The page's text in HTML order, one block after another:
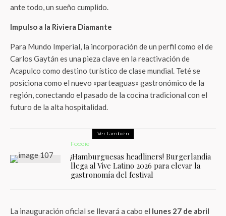
ante todo, un sueño cumplido.
Impulso a la Riviera Diamante
Para Mundo Imperial, la incorporación de un perfil como el de
Carlos Gaytán es una pieza clave en la reactivación de
Acapulco como destino turístico de clase mundial. Teté se
posiciona como el nuevo «parteaguas» gastronómico de la
región, conectando el pasado de la cocina tradicional con el
futuro de la alta hospitalidad.
Ver también
Foodie
¡Hamburguesas headliners! Burgerlandia
llega al Vive Latino 2026 para elevar la
gastronomía del festival
La inauguración oficial se llevará a cabo el lunes 27 de abril